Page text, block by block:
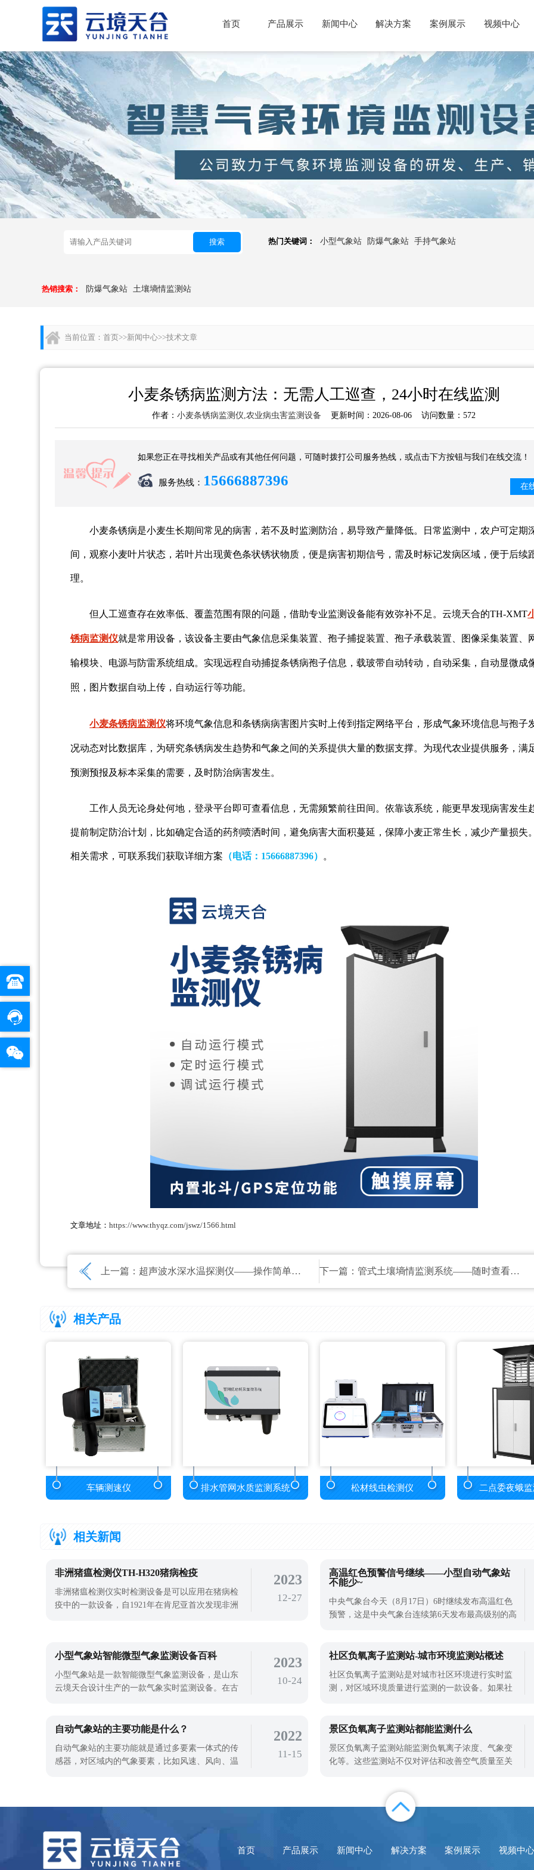
首页 产品展示 新闻中心 解决方案 案例展示 视频中心
搜索 热门关键词： 小型气象站 防爆气象站 手持气象站
热销搜索： 防爆气象站 土壤墒情监测站
当前位置：首页>>新闻中心>>技术文章
小麦条锈病监测方法：无需人工巡查，24小时在线监测
作者：小麦条锈病监测仪,农业病虫害监测设备 更新时间：2026-08-06 访问数量：572
如果您正在寻找相关产品或有其他任何问题，可随时拨打公司服务热线，或点击下方按钮与我们在线交流！
服务热线： 15666887396 在
小麦条锈病是小麦生长期间常见的病害，若不及时监测防治，易导致产量降低。日常监测中，农户可定期
间，观察小麦叶片状态，若叶片出现黄色条状锈状物质，便是病害初期信号，需及时标记发病区域，便于后续
理。
但人工巡查存在效率低、覆盖范围有限的问题，借助专业监测设备能有效弥补不足。云境天合的TH-XMT
锈病监测仪就是常用设备，该设备主要由气象信息采集装置、孢子捕捉装置、孢子承载装置、图像采集装置、
输模块、电源与防雷系统组成。实现远程自动捕捉条锈病孢子信息，载玻带自动转动，自动采集，自动显微成
照，图片数据自动上传，自动运行等功能。
小麦条锈病监测仪将环境气象信息和条锈病病害图片实时上传到指定网络平台，形成气象环境信息与孢子
况动态对比数据库，为研究条锈病发生趋势和气象之间的关系提供大量的数据支撑。为现代农业提供服务，满
预测预报及标本采集的需要，及时防治病害发生。
工作人员无论身处何地，登录平台即可查看信息，无需频繁前往田间。依靠该系统，能更早发现病害发生
提前制定防治计划，比如确定合适的药剂喷洒时间，避免病害大面积蔓延，保障小麦正常生长，减少产量损失
相关需求，可联系我们获取详细方案 （电话： 15666887396） 。
文章地址：https://www.thyqz.com/jswz/1566.html
上一篇： 超声波水深水温探测仪——操作简单、方便携带 下一篇： 管式土壤墒情监测系统——随时查看土壤墒情数据
相关产品
车辆测速仪 排水管网水质监测系统 松材线虫检测仪 二点委夜蛾
相关新闻
非洲猪瘟检测仪TH-H320猪病检疫
非洲猪瘟检测仪实时检测设备是可以应用在猪病检
疫中的一款设备，自1921年在肯尼亚首次发现非洲
荧光定量pcr检测设备，采用先进的生物技术，具有
高灵敏度，即使在病毒浓度较低的情况下
2023
12-27
高温红色预警信号继续——小型自动气象站
不能少~
中央气象台今天（8月17日）6时继续发布高温红色
预警，这是中央气象台连续第6天发布最高级别的高
高温天气影响12个省（市），影响范围约107万平方
达到或突破历史极值。极端高温的天
小型气象站智能微型气象监测设备百科
小型气象站是一款智能微型气象监测设备，是山东
云境天合设计生产的一款气象实时监测设备。在古
的变化来判断季节的变化。而现在使用小型气象站
时间的推移，人们开始将这些观察到的自然
2023
10-24
社区负氧离子监测站-城市环境监测站概述
社区负氧离子监测站是对城市社区环境进行实时监
测，对区域环境质量进行监测的一款设备。如果社
到绿色的眼睛，这会让他们的心情更好。此外，这
所。业主可以在业余时间散步、休息、打牌
自动气象站的主要功能是什么？
自动气象站的主要功能就是通过多要素一体式的传
感器，对区域内的气象要素，比如风速、风向、温
产效率越有保障。所以，使用自动气象站对农业气
象进行监测，从而促进现在化农业的发展
2022
11-15
景区负氧离子监测站都能监测什么
景区负氧离子监测站能监测负氧离子浓度、气象变
化等。这些监测站不仅对评估和改善空气质量至关
度监测实时监测与显示：负氧离子监测站能够24小
时不间断地监测并实时显示空气中的负氧离子浓
首页 产品展示 新闻中心 解决方案 案例展示 视频中